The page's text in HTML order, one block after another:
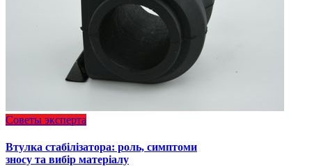
Советы эксперта
Втулка стабілізатора: роль, симптоми
зносу та вибір матеріалу